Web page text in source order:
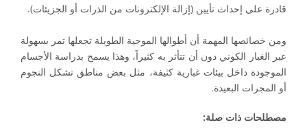
قادرة على إحداث تأيين (إزالة الإلكترونات من الذرات أو الجزيئات).
ومن خصائصها المهمة أن أطوالها الموجية الطويلة تجعلها تمر بسهولة
عبر الغبار الكوني دون أن تتأثر به كثيراً، وهذا يسمح بدراسة الأجسام
الموجودة داخل بيئات غبارية كثيفة، مثل بعض مناطق تشكل النجوم
أو المجرات البعيدة.
مصطلحات ذات صلة: